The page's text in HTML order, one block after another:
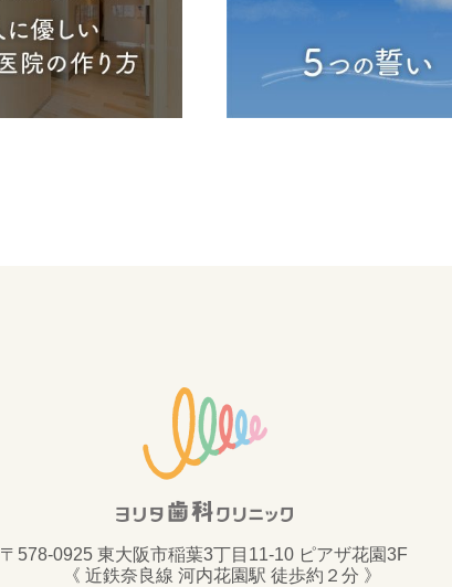
〒578-0925 東大阪市稲葉3丁目11-10 ピアザ花園3F
《 近鉄奈良線 河内花園駅 徒歩約２分 》